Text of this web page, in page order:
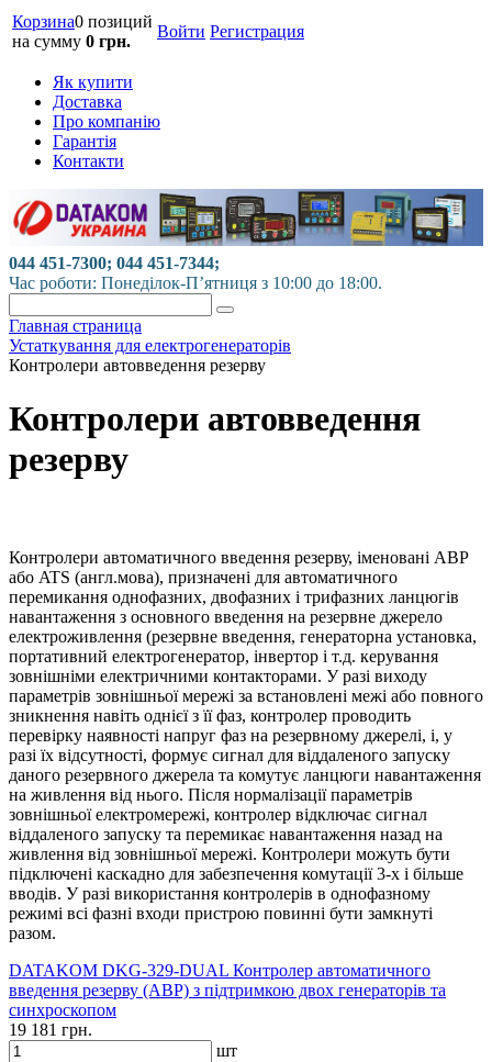
Корзина0 позиций
на сумму 0 грн.
Войти Регистрация
Як купити
Доставка
Про компанію
Гарантія
Контакти
044 451-7300; 044 451-7344;
Час роботи: Понеділок-П’ятниця з 10:00 до 18:00.
Главная страница
Устаткування для електрогенераторів
Контролери автовведення резерву
Контролери автовведення
резерву
Контролери автоматичного введення резерву, іменовані AВР
або ATS (англ.мова), призначені для автоматичного
перемикання однофазних, двофазних і трифазних ланцюгів
навантаження з основного введення на резервне джерело
електроживлення (резервне введення, генераторна установка,
портативний електрогенератор, інвертор і т.д. керування
зовнішніми електричними контакторами. У разі виходу
параметрів зовнішньої мережі за встановлені межі або повного
зникнення навіть однієї з її фаз, контролер проводить
перевірку наявності напруг фаз на резервному джерелі, і, у
разі їх відсутності, формує сигнал для віддаленого запуску
даного резервного джерела та комутує ланцюги навантаження
на живлення від нього. Після нормалізації параметрів
зовнішньої електромережі, контролер відключає сигнал
віддаленого запуску та перемикає навантаження назад на
живлення від зовнішньої мережі. Контролери можуть бути
підключені каскадно для забезпечення комутації 3-х і більше
вводів. У разі використання контролерів в однофазному
режимі всі фазні входи пристрою повинні бути замкнуті
разом.
DATAKOM DKG-329-DUAL Контролер автоматичного
введення резерву (АВР) з підтримкою двох генераторів та
синхроскопом
19 181 грн.
шт